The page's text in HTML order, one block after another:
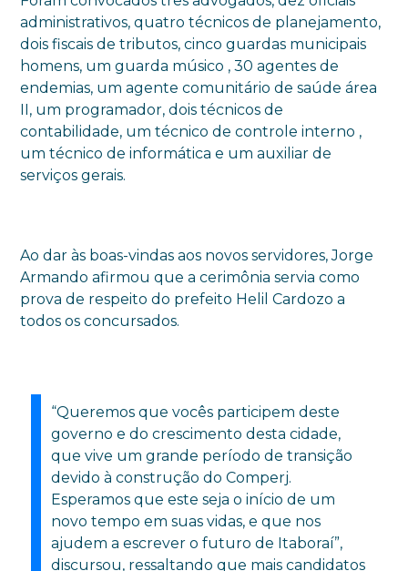
administrativos, quatro técnicos de planejamento,
dois fiscais de tributos, cinco guardas municipais
homens, um guarda músico , 30 agentes de
endemias, um agente comunitário de saúde área
II, um programador, dois técnicos de
contabilidade, um técnico de controle interno ,
um técnico de informática e um auxiliar de
serviços gerais.
Ao dar às boas-vindas aos novos servidores, Jorge
Armando afirmou que a cerimônia servia como
prova de respeito do prefeito Helil Cardozo a
todos os concursados.
“Queremos que vocês participem deste
governo e do crescimento desta cidade,
que vive um grande período de transição
devido à construção do Comperj.
Esperamos que este seja o início de um
novo tempo em suas vidas, e que nos
ajudem a escrever o futuro de Itaboraí”,
discursou, ressaltando que mais candidatos